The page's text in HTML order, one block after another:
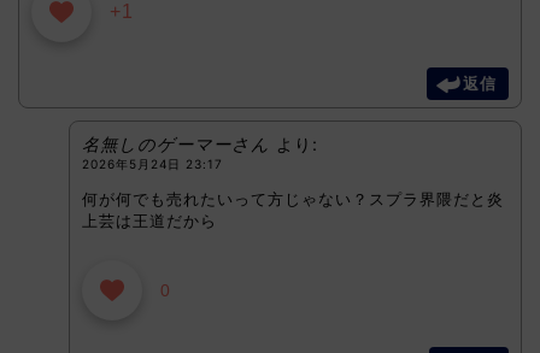
+1
返信
名無しのゲーマーさん より:
2026年5月24日 23:17
何が何でも売れたいって方じゃない？スプラ界隈だと炎
上芸は王道だから
0